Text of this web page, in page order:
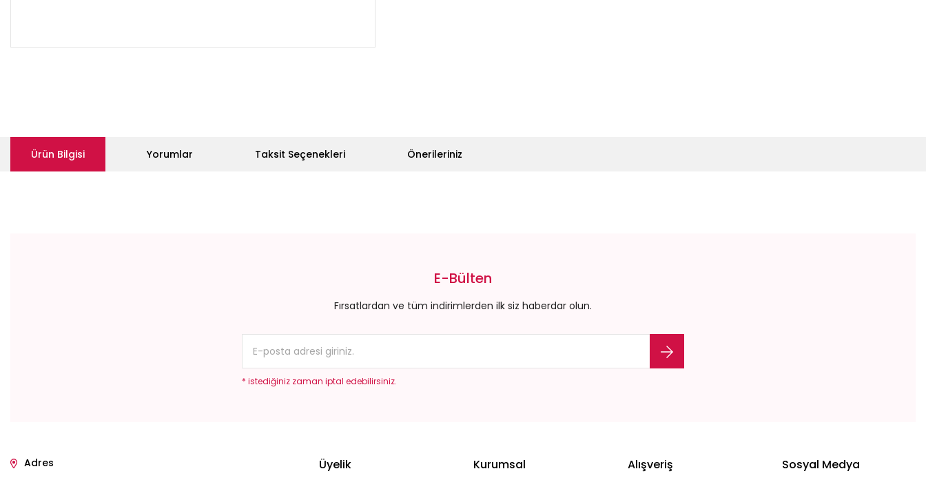
Ürün Bilgisi Yorumlar Taksit Seçenekleri Önerileriniz
Yorum Yaz
E-Bülten
Fırsatlardan ve tüm indirimlerden ilk siz haberdar olun.
* istediğiniz zaman iptal edebilirsiniz.
Adres
Üyelik Kurumsal Alışveriş Sosyal Medya